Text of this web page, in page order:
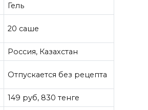
Гель
20 саше
Россия, Казахстан
Отпускается без рецепта
149 руб, 830 тенге